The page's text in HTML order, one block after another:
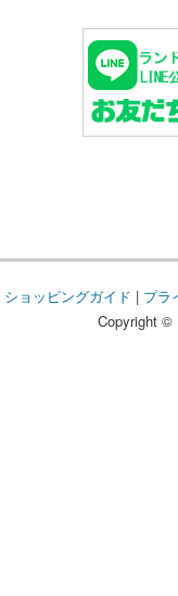
ショッピングガイド | プラ
Copyright ©